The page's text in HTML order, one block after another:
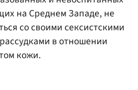
на Среднем Западе, не
со своими сексистскими
в отношении
кожи.